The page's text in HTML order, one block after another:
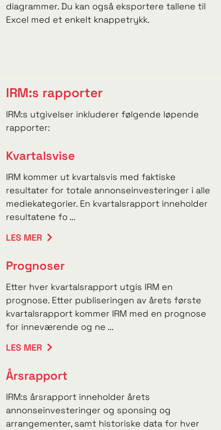
diagrammer. Du kan også eksportere tallene til
Excel med et enkelt knappetrykk.
IRM:s rapporter
IRM:s utgivelser inkluderer følgende løpende
rapporter:
Kvartalsvise
IRM kommer ut kvartalsvis med faktiske
resultater for totale annonseinvesteringer i alle
mediekategorier. En kvartalsrapport inneholder
resultatene fo ...
LES MER
Prognoser
Etter hver kvartalsrapport utgis IRM en
prognose. Etter publiseringen av årets første
kvartalsrapport kommer IRM med en prognose
for inneværende og ne ...
LES MER
Årsrapport
IRM:s årsrapport inneholder årets
annonseinvesteringer og sponsing og
arrangementer, samt historiske data for hver